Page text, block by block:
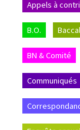
Appels à
B.O.
BN & Comité
Communiqués